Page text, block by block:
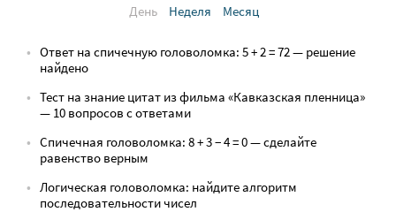
День
Неделя Месяц
Ответ на спичечную головоломка: 5 + 2 = 72 — решение
найдено
Тест на знание цитат из фильма «Кавказская пленница»
— 10 вопросов с ответами
Спичечная головоломка: 8 + 3 − 4 = 0 — сделайте
равенство верным
Логическая головоломка: найдите алгоритм
последовательности чисел